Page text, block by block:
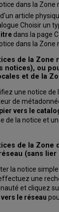
dans la Zone
d'un article
Choisir un
dans la page
dans la Zone
de la Zone
notices), ou
et de la
une notice
de
vers le
de la notice et
de la Zone
(sans lier
la notice
une
et cliquez
le réseau